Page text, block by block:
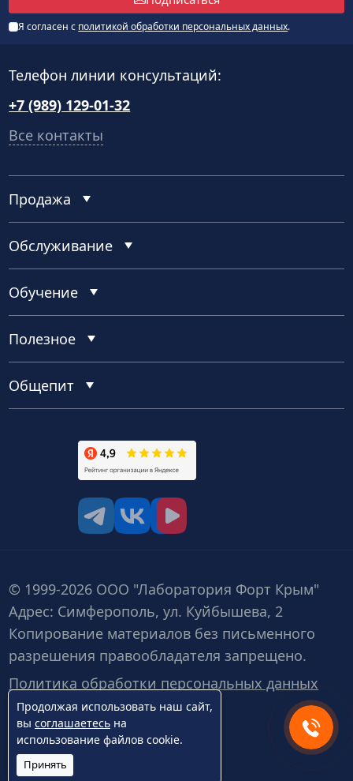
Я согласен с политикой обработки персональных данных.
Телефон линии консультаций:
+7 (989) 129-01-32
Все контакты
Продажа
Обслуживание
Обучение
Полезное
Общепит
© 1999-2026 ООО "Лаборатория Форт Крым"
Адрес: Симферополь, ул. Куйбышева, 2
Копирование материалов без письменного
разрешения правообладателя запрещено.
Политика обработки персональных данных
Продолжая использовать наш сайт,
вы соглашаетесь на
использование файлов cookie.
Принять